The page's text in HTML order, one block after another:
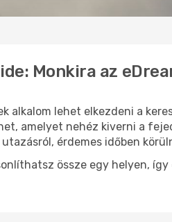
Monkira az
alkalom lehet elkezdeni a
amelyet nehéz kiverni a
érdemes időben
össze egy helyen,